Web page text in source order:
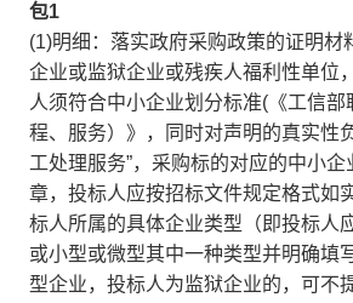
包1
(1)明细：落实政府采购政策的证明
企业或监狱企业或残疾人福利性单
人须符合中小企业划分标准(《工信
程、服务）》，同时对声明的真实性
工处理服务”，采购标的对应的中小
章，投标人应按招标文件规定格式如
标人所属的具体企业类型（即投标人
或小型或微型其中一种类型并明确
型企业，投标人为监狱企业的，可不